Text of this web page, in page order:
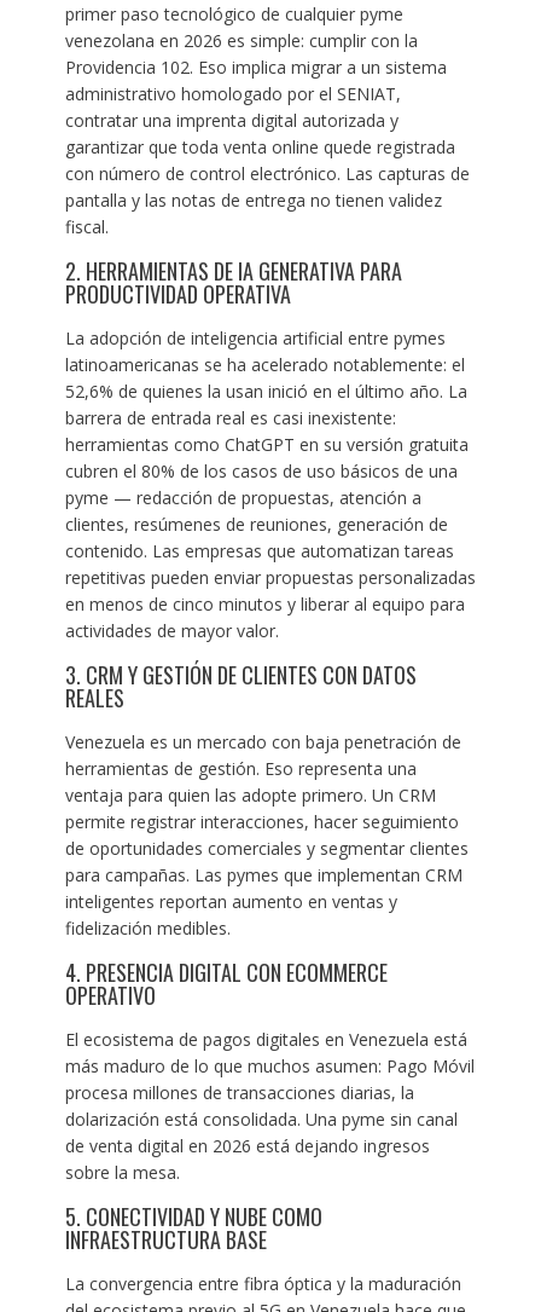
primer paso tecnológico de cualquier pyme
venezolana en 2026 es simple: cumplir con la
Providencia 102. Eso implica migrar a un sistema
administrativo homologado por el SENIAT,
contratar una imprenta digital autorizada y
garantizar que toda venta online quede registrada
con número de control electrónico. Las capturas de
pantalla y las notas de entrega no tienen validez
fiscal.
2. HERRAMIENTAS DE IA GENERATIVA PARA
PRODUCTIVIDAD OPERATIVA
La adopción de inteligencia artificial entre pymes
latinoamericanas se ha acelerado notablemente: el
52,6% de quienes la usan inició en el último año. La
barrera de entrada real es casi inexistente:
herramientas como ChatGPT en su versión gratuita
cubren el 80% de los casos de uso básicos de una
pyme — redacción de propuestas, atención a
clientes, resúmenes de reuniones, generación de
contenido. Las empresas que automatizan tareas
repetitivas pueden enviar propuestas personalizadas
en menos de cinco minutos y liberar al equipo para
actividades de mayor valor.
3. CRM Y GESTIÓN DE CLIENTES CON DATOS
REALES
Venezuela es un mercado con baja penetración de
herramientas de gestión. Eso representa una
ventaja para quien las adopte primero. Un CRM
permite registrar interacciones, hacer seguimiento
de oportunidades comerciales y segmentar clientes
para campañas. Las pymes que implementan CRM
inteligentes reportan aumento en ventas y
fidelización medibles.
4. PRESENCIA DIGITAL CON ECOMMERCE
OPERATIVO
El ecosistema de pagos digitales en Venezuela está
más maduro de lo que muchos asumen: Pago Móvil
procesa millones de transacciones diarias, la
dolarización está consolidada. Una pyme sin canal
de venta digital en 2026 está dejando ingresos
sobre la mesa.
5. CONECTIVIDAD Y NUBE COMO
INFRAESTRUCTURA BASE
La convergencia entre fibra óptica y la maduración